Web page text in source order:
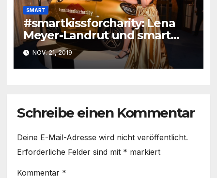
SMART
#smartkissforcharity: Lena
Meyer-Landrut und smart
engagieren sich für
benachteiligte Kinder und
Jugendliche
NOV. 21, 2019
Schreibe einen Kommentar
Deine E-Mail-Adresse wird nicht veröffentlicht.
Erforderliche Felder sind mit * markiert
Kommentar *